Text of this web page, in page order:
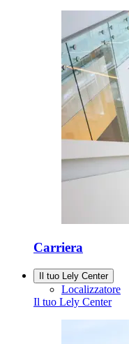
Carriera
Il tuo Lely Center
Localizzatore
Il tuo Lely Center